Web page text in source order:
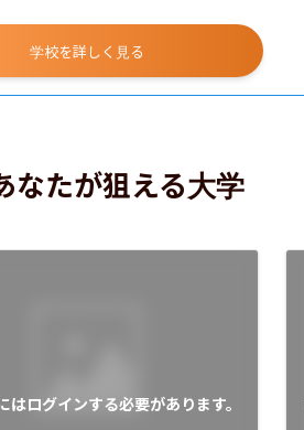
学校を詳しく見る
なたが狙える大学
はログインする必要があります。